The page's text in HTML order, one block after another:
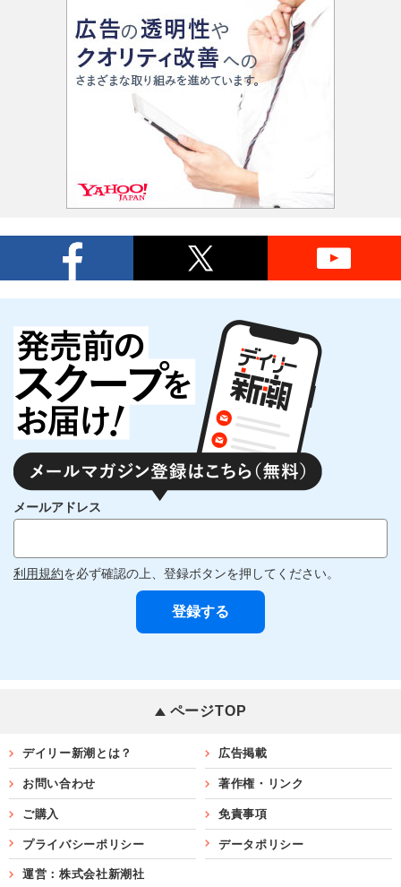
メールアドレス
利用規約を必ず確認の上、登録ボタンを押してください。
ページTOP
デイリー新潮とは？ 広告掲載
お問い合わせ 著作権・リンク
ご購入 免責事項
プライバシーポリシー データポリシー
運営：株式会社新潮社